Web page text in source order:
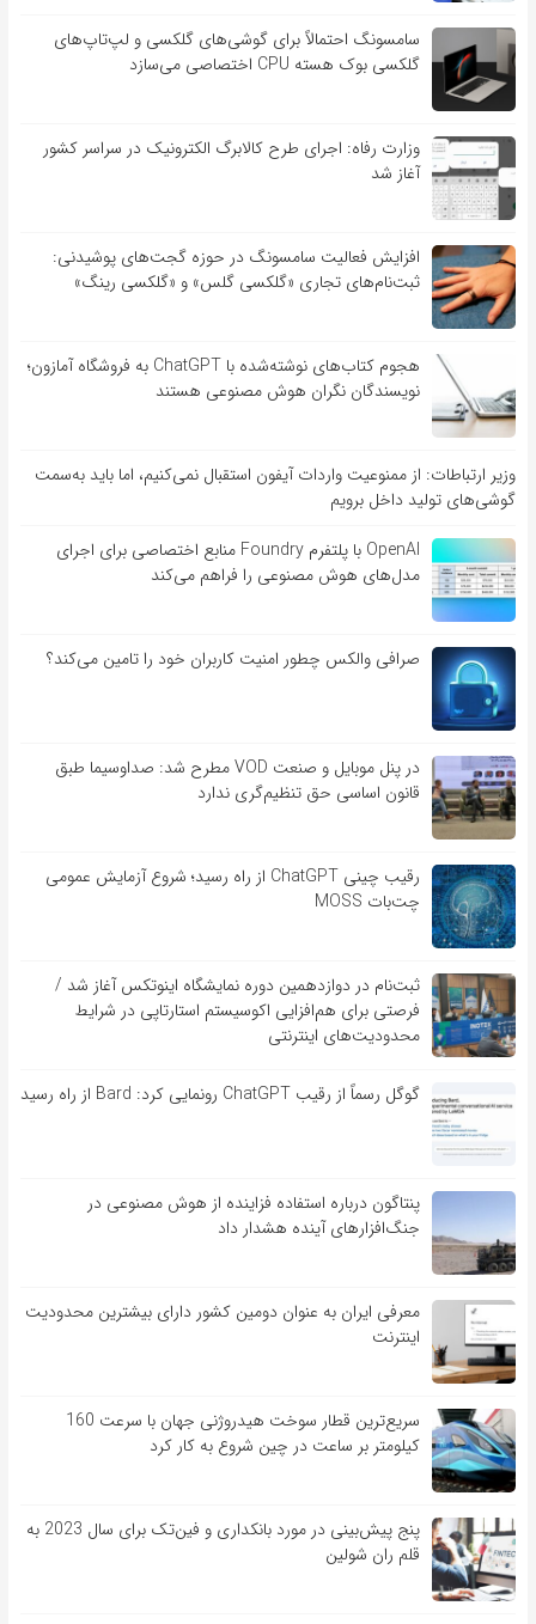
سامسونگ احتمالاً برای گوشی‌های گلکسی و لپ‌تاپ‌های
گلکسی بوک هسته CPU اختصاصی می‌سازد
وزارت رفاه: اجرای طرح کالابرگ الکترونیک در سراسر کشور
آغاز شد
افزایش فعالیت سامسونگ در حوزه گجت‌های پوشیدنی:
ثبت‌نام‌های تجاری «گلکسی گلس» و «گلکسی رینگ»
هجوم کتاب‌های نوشته‌شده با ChatGPT به فروشگاه آمازون؛
نویسندگان نگران هوش مصنوعی هستند
وزیر ارتباطات: از ممنوعیت واردات آیفون استقبال نمی‌کنیم، اما باید به‌سمت
گوشی‌های تولید داخل برویم
OpenAI با پلتفرم Foundry منابع اختصاصی برای اجرای
مدل‌های هوش مصنوعی را فراهم می‌کند
صرافی والکس چطور امنیت کاربران خود را تامین می‌کند؟
در پنل موبایل و صنعت VOD مطرح شد: صداوسیما طبق
قانون اساسی حق تنظیم‌گری ندارد
رقیب چینی ChatGPT از راه رسید؛ شروع آزمایش عمومی
چت‌بات MOSS
ثبت‌نام در دوازدهمین دوره نمایشگاه اینوتکس آغاز شد /
فرصتی برای هم‌افزایی اکوسیستم استارتاپی در شرایط
محدودیت‌های اینترنتی
گوگل رسماً از رقیب ChatGPT رونمایی کرد: Bard از راه رسید
پنتاگون درباره استفاده فزاینده از هوش مصنوعی در
جنگ‌افزارهای آینده هشدار داد
معرفی ایران به عنوان دومین کشور دارای بیشترین محدودیت
اینترنت
سریع‌ترین قطار سوخت هیدروژنی جهان با سرعت 160
کیلومتر بر ساعت در چین شروع به کار کرد
پنج پیش‌بینی در مورد بانکداری و فین‌تک برای سال 2023 به
قلم ران شولین